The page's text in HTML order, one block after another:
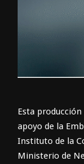
Esta
apoyo de la
Instituto de la
Ministerio de